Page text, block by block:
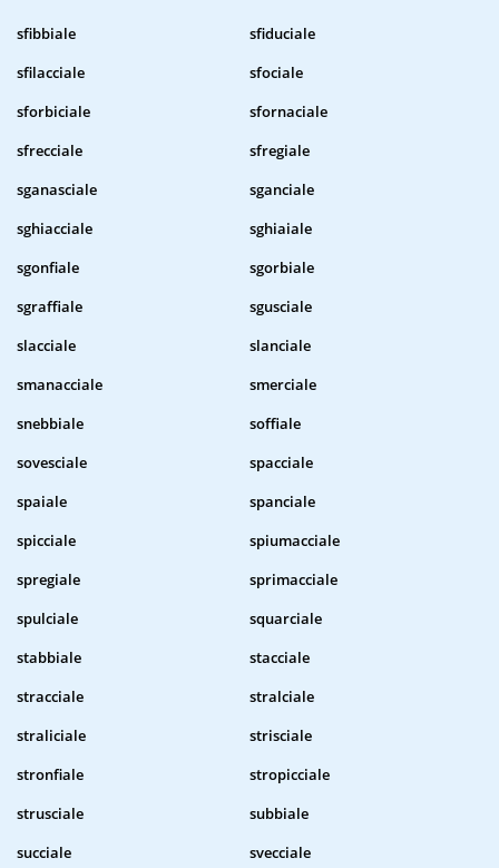
sfibbiale
sfiduciale
sfilacciale
sfociale
sforbiciale
sfornaciale
sfrecciale
sfregiale
sganasciale
sganciale
sghiacciale
sghiaiale
sgonfiale
sgorbiale
sgraffiale
sgusciale
slacciale
slanciale
smanacciale
smerciale
snebbiale
soffiale
sovesciale
spacciale
spaiale
spanciale
spicciale
spiumacciale
spregiale
sprimacciale
spulciale
squarciale
stabbiale
stacciale
stracciale
stralciale
straliciale
strisciale
stronfiale
stropicciale
strusciale
subbiale
succiale
svecciale